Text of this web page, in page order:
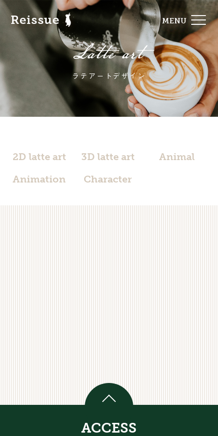
MENU
Latte art
ラテアートデザイン
2D latte art 3D latte art
Animal
Animation
Character
ACCESS